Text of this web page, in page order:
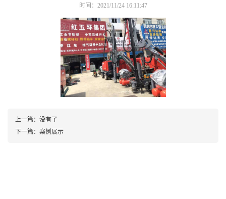
时间：2021/11/24 16:11:47
上一篇： 没有了
下一篇： 案例展示